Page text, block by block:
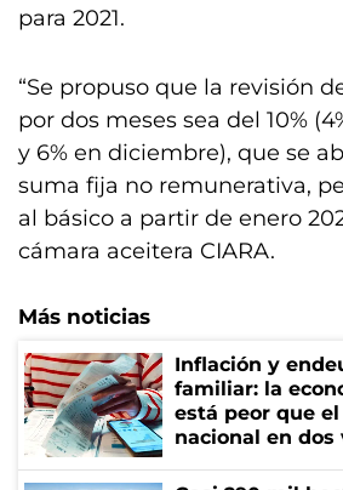
para 2021.
“Se propuso que la revisión
por dos meses sea del 10%
y 6% en diciembre), que se
suma fija no remunerativa,
al básico a partir de enero
cámara aceitera CIARA.
Más noticias
Inflación y
familiar: la
está peor que
nacional en